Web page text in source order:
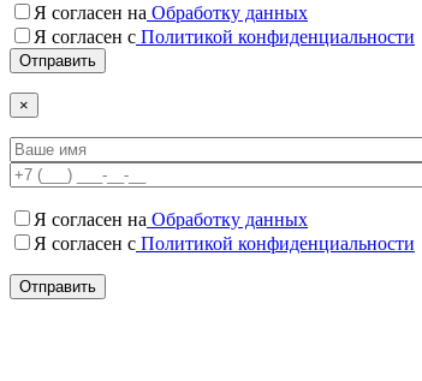
Я согласен на Обработку данных
Я согласен c Политикой конфиденциальности
×
Я согласен на Обработку данных
Я согласен c Политикой конфиденциальности